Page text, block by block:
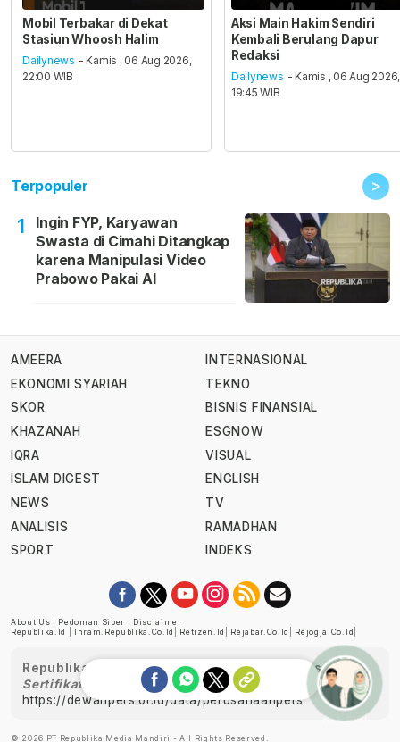
Mobil Terbakar di Dekat
Stasiun Whoosh Halim
Dailynews - Kamis , 06 Aug 2026,
22:00 WIB
Aksi Main Hakim Sendiri
Kembali Berulang Dapur
Redaksi
Dailynews - Kamis , 06 Aug 2026,
19:45 WIB
Terpopuler >
1
Ingin FYP, Karyawan
Swasta di Cimahi Ditangkap
karena Manipulasi Video
Prabowo Pakai AI
AMEERA
EKONOMI SYARIAH
SKOR
KHAZANAH
IQRA
ISLAM DIGEST
NEWS
ANALISIS
SPORT
INTERNASIONAL
TEKNO
BISNIS FINANSIAL
ESGNOW
VISUAL
ENGLISH
TV
RAMADHAN
INDEKS
About Us Pedoman Siber
Disclaimer
Republika.id
Ihram.republika.co.id Retizen.id Rejabar.co.id Rejogja.co.id
Republika telah diverifikasi oleh Dewan Pers
Sertifikat Nomor 1058/DP-Verifikasi/K/XII/2022
https://dewanpers.or.id/data/perusahaanpers
© 2026 PT Republika Media Mandiri - All Rights Reserved.
Ask me!